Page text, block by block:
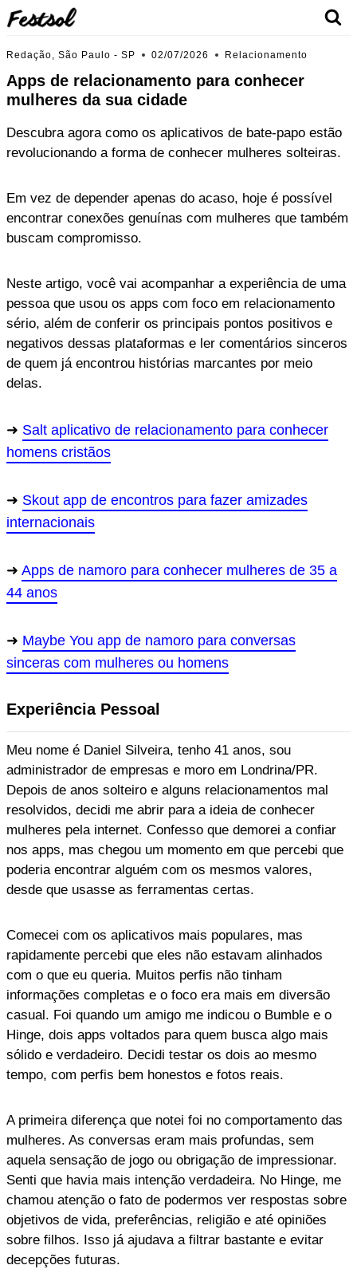
Skip
to
content
Redação, São Paulo - SP 02/07/2026 Relacionamento
Apps de relacionamento para conhecer
mulheres da sua cidade
Descubra agora como os aplicativos de bate-papo estão
revolucionando a forma de conhecer mulheres solteiras.
Em vez de depender apenas do acaso, hoje é possível
encontrar conexões genuínas com mulheres que também
buscam compromisso.
Neste artigo, você vai acompanhar a experiência de uma
pessoa que usou os apps com foco em relacionamento
sério, além de conferir os principais pontos positivos e
negativos dessas plataformas e ler comentários sinceros
de quem já encontrou histórias marcantes por meio
delas.
Salt aplicativo de relacionamento para conhecer
homens cristãos
Skout app de encontros para fazer amizades
internacionais
Apps de namoro para conhecer mulheres de 35 a
44 anos
Maybe You app de namoro para conversas
sinceras com mulheres ou homens
Experiência Pessoal
Meu nome é Daniel Silveira, tenho 41 anos, sou
administrador de empresas e moro em Londrina/PR.
Depois de anos solteiro e alguns relacionamentos mal
resolvidos, decidi me abrir para a ideia de conhecer
mulheres pela internet. Confesso que demorei a confiar
nos apps, mas chegou um momento em que percebi que
poderia encontrar alguém com os mesmos valores,
desde que usasse as ferramentas certas.
Comecei com os aplicativos mais populares, mas
rapidamente percebi que eles não estavam alinhados
com o que eu queria. Muitos perfis não tinham
informações completas e o foco era mais em diversão
casual. Foi quando um amigo me indicou o Bumble e o
Hinge, dois apps voltados para quem busca algo mais
sólido e verdadeiro. Decidi testar os dois ao mesmo
tempo, com perfis bem honestos e fotos reais.
A primeira diferença que notei foi no comportamento das
mulheres. As conversas eram mais profundas, sem
aquela sensação de jogo ou obrigação de impressionar.
Senti que havia mais intenção verdadeira. No Hinge, me
chamou atenção o fato de podermos ver respostas sobre
objetivos de vida, preferências, religião e até opiniões
sobre filhos. Isso já ajudava a filtrar bastante e evitar
decepções futuras.